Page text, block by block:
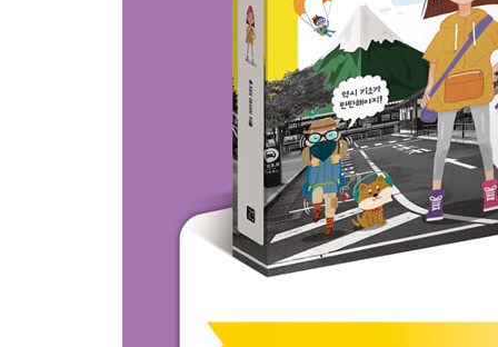
셋째마당 ： 문장의 맛을 내는 품사 이야기
열째마디ㆍ쉽고도 어려운 조사
26 꼭 알아 두어야 할 조사
27 헷갈리기 쉬운 조사
28 문장 끝에 쓰는 조사
29 그 밖의 조사들